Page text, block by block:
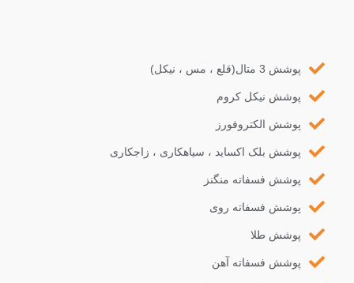
پوشش 3 متال(قلع ، مس ، نیکل)
پوشش نیکل کروم
پوشش الکتروفورز
پوشش بلک اکساید ، سیاهکاری ، زاجکاری
پوشش فسفاته منگنز
پوشش فسفاته روی
پوشش طلا
پوشش فسفاته آهن